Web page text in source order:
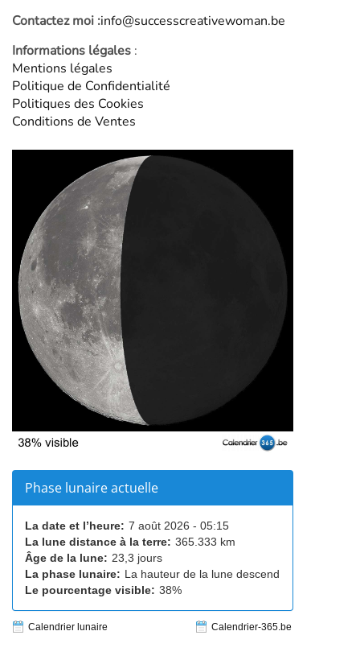
Contactez moi :info@successcreativewoman.be
Informations légales :
Mentions légales
Politique de Confidentialité
Politiques des Cookies
Conditions de Ventes
Phase lunaire actuelle
La date et l’heure: 7 août 2026 - 05:15
La lune distance à la terre: 365.333 km
Âge de la lune: 23,3 jours
La phase lunaire: La hauteur de la lune descend
Le pourcentage visible: 38%
Calendrier lunaire Calendrier-365.be